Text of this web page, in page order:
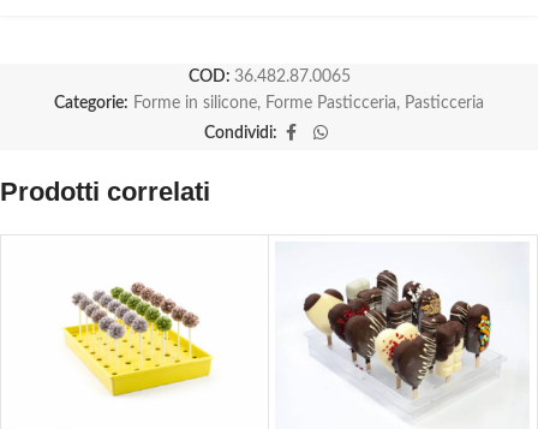
COD: 36.482.87.0065
Categorie: Forme in silicone, Forme Pasticceria, Pasticceria
Condividi:
Prodotti correlati